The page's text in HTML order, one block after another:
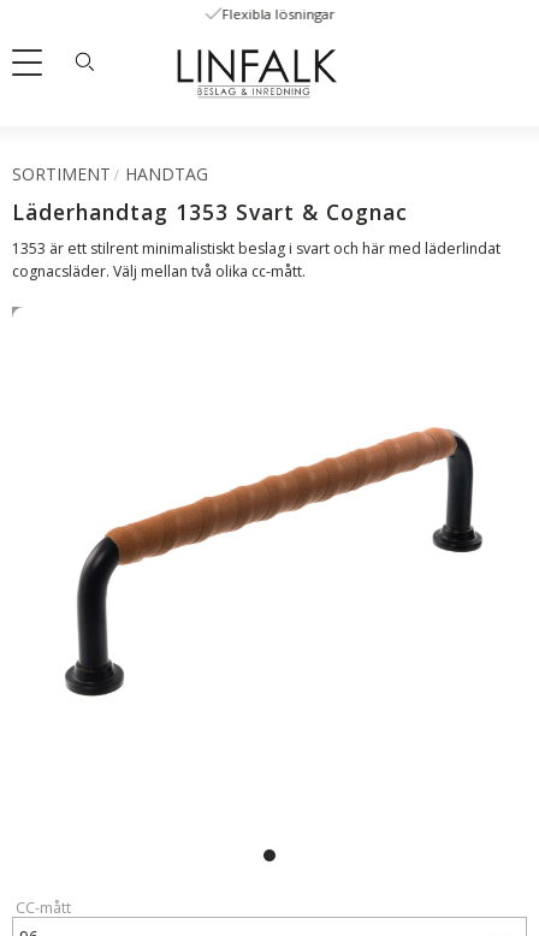
Meny
Flexibla lösningar
SORTIMENT HANDTAG
Läderhandtag 1353 Svart & Cognac
1353 är ett stilrent minimalistiskt beslag i svart och här med läderlindat
cognacsläder. Välj mellan två olika cc-mått.
CC-mått